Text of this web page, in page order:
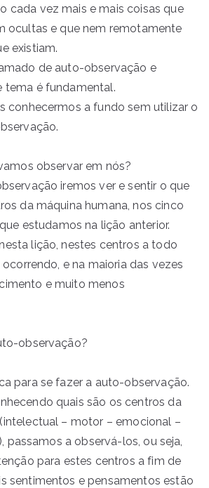
cada vez mais e mais coisas que
ocultas e que nem remotamente
existiam.
de auto-observação e
tema é fundamental.
conhecermos a fundo sem utilizar o
observar em nós?
iremos ver e sentir o que
da máquina humana, nos cinco
estudamos na lição anterior.
lição, nestes centros a todo
e na maioria das vezes
e muito menos
observação?
para se fazer a auto-observação.
quais são os centros da
– motor – emocional –
passamos a observá-los, ou seja,
para estes centros a fim de
sentimentos e pensamentos estão